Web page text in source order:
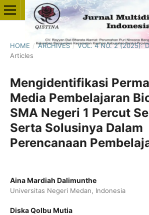
HOME / ARCHIVES / VOL. 4 NO. 2 (2025):
Articles
Mengidentifikasi
Media Pembelajaran
SMA Negeri 1 Percut
Serta Solusinya Dalam
Perencanaan
Aina Mardiah Dalimunthe
Universitas Negeri Medan, Indonesia
Diska Qolbu Mutia